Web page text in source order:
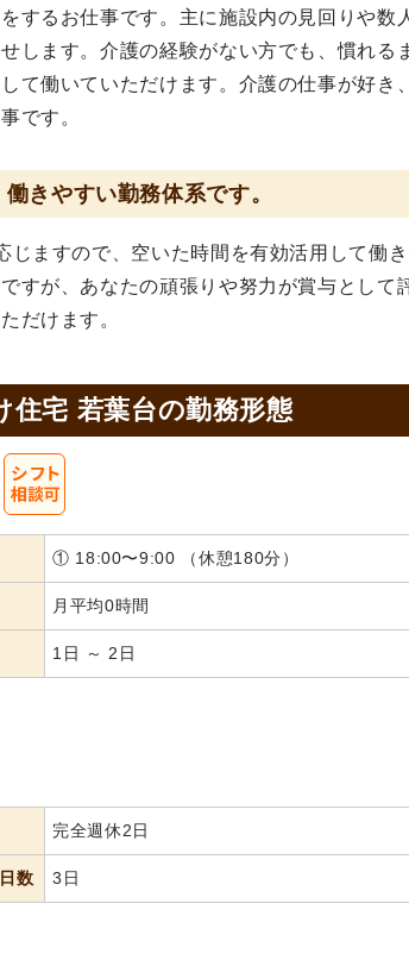
するお仕事です。主に施設内の見回りや数
します。介護の経験がない方でも、慣れる
て働いていただけます。介護の仕事が好き
です。
きやすい勤務体系です。
ますので、空いた時間を有効活用して働
すが、あなたの頑張りや努力が賞与として
だけます。
住宅 若葉台の勤務形態
① 18:00〜9:00 （休憩180分）
月平均0時間
1日 ～ 2日
完全週休2日
数 3日